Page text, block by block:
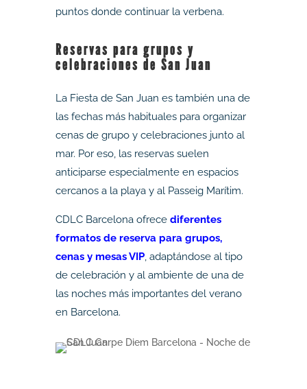
puntos donde continuar la verbena.
Reservas para grupos y
celebraciones de San Juan
La Fiesta de San Juan es también una de
las fechas más habituales para organizar
cenas de grupo y celebraciones junto al
mar. Por eso, las reservas suelen
anticiparse especialmente en espacios
cercanos a la playa y al Passeig Marítim.
CDLC Barcelona ofrece diferentes
formatos de reserva para grupos,
cenas y mesas VIP, adaptándose al tipo
de celebración y al ambiente de una de
las noches más importantes del verano
en Barcelona.